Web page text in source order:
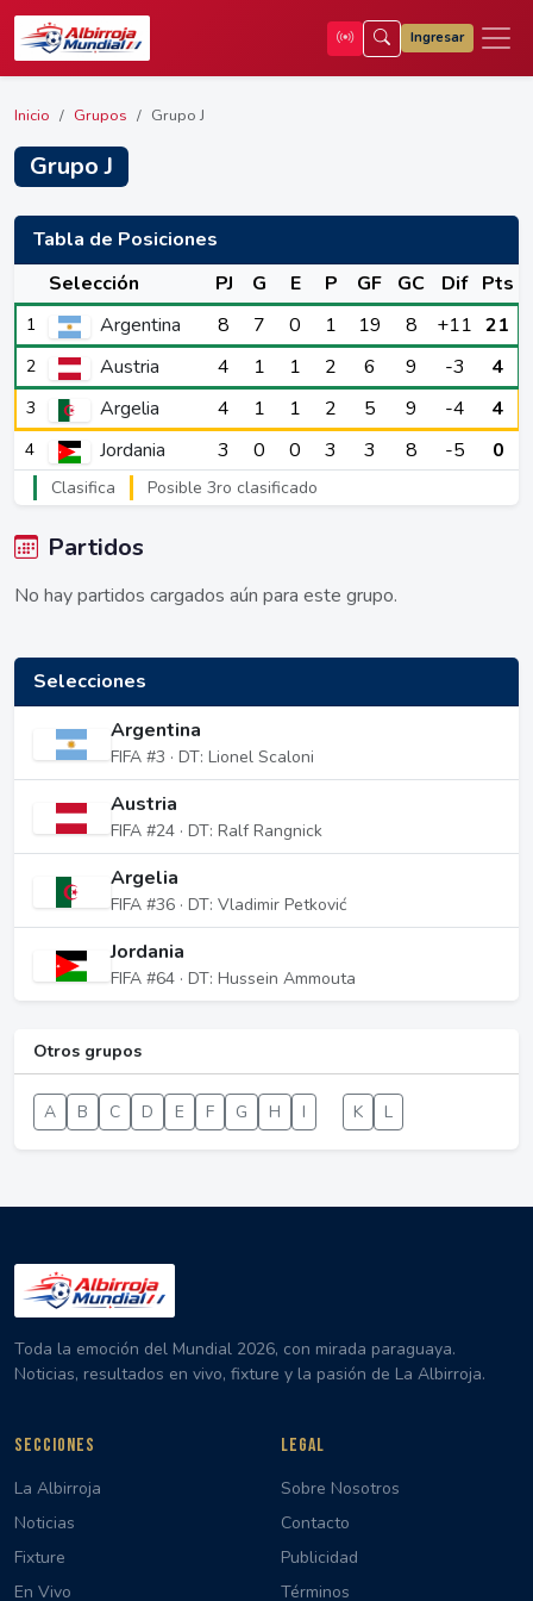
Ingresar
Inicio Grupos Grupo J
Grupo J
Tabla de Posiciones
Selección
PJ G E P GF GC Dif Pts
1 Argentina 8 7 0 1 19 8 +11 21
2 Austria 4 1 1 2 6 9 -3 4
3 Argelia 4 1 1 2 5 9 -4 4
4 Jordania 3 0 0 3 3 8 -5 0
Clasifica Posible 3ro clasificado
Partidos
No hay partidos cargados aún para este grupo.
Selecciones
Argentina
FIFA #3 · DT: Lionel Scaloni
Austria
FIFA #24 · DT: Ralf Rangnick
Argelia
FIFA #36 · DT: Vladimir Petković
Jordania
FIFA #64 · DT: Hussein Ammouta
Otros grupos
A B C D E F G H I K L
Toda la emoción del Mundial 2026, con mirada paraguaya.
Noticias, resultados en vivo, fixture y la pasión de La Albirroja.
SECCIONES
La Albirroja
Noticias
Fixture
En Vivo
LEGAL
Sobre Nosotros
Contacto
Publicidad
Términos